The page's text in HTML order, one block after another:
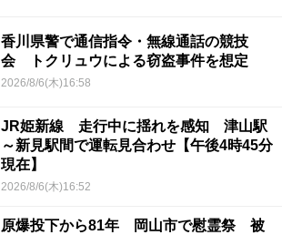
香川県警で通信指令・無線通話の競技
会 トクリュウによる窃盗事件を想定
2026/8/6(木)16:58
JR姫新線 走行中に揺れを感知 津山駅
～新見駅間で運転見合わせ【午後4時45分
現在】
2026/8/6(木)16:52
原爆投下から81年 岡山市で慰霊祭 被